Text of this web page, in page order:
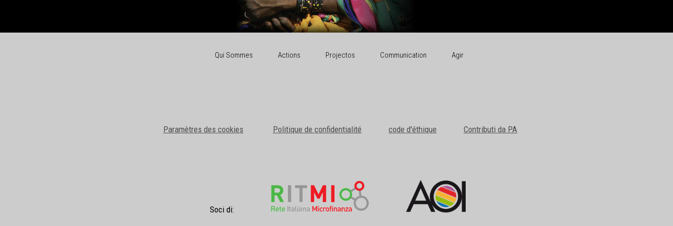
Qui Sommes Actions Projectos Communication Agir
Paramètres des cookies Politique de confidentialité code d'éthique Contributi da PA
Soci di: